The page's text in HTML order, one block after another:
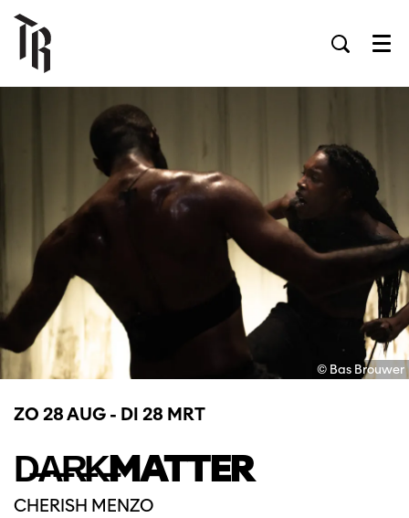
© Bas Brouwer
D̶A̶R̶K̶MATTER
CHERISH MENZO
ZO 28 AUG - DI 28 MRT